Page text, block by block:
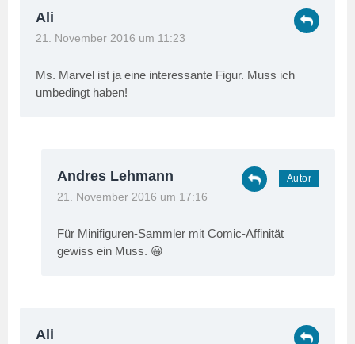
Ali
21. November 2016 um 11:23
Ms. Marvel ist ja eine interessante Figur. Muss ich
umbedingt haben!
Andres Lehmann
21. November 2016 um 17:16
Für Minifiguren-Sammler mit Comic-Affinität
gewiss ein Muss. 😀
Ali